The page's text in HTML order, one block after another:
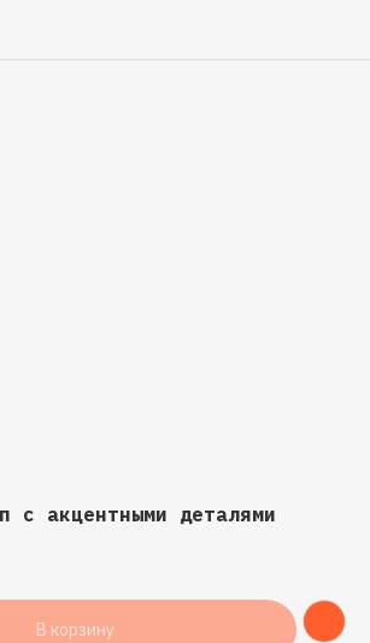
с акцентными деталями
В корзину